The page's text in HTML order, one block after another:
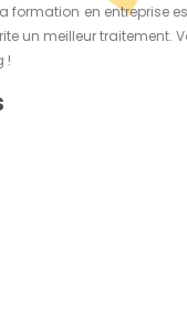
formation en entreprise
un meilleur traitement.
!